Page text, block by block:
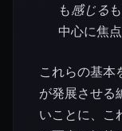
も感じる
中心に焦
これらの基本
が発展させる
いことに、こ